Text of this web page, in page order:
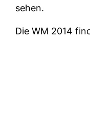
sehen.
Die WM 2014